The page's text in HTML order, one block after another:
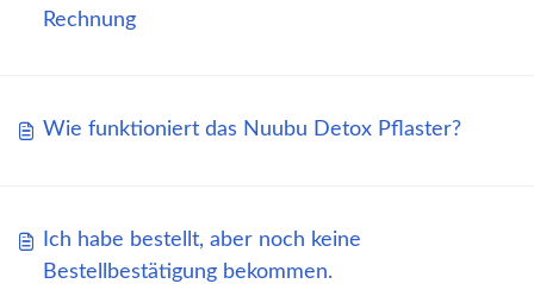
Rechnung
Wie funktioniert das Nuubu Detox Pflaster?
Ich habe bestellt, aber noch keine
Bestellbestätigung bekommen.